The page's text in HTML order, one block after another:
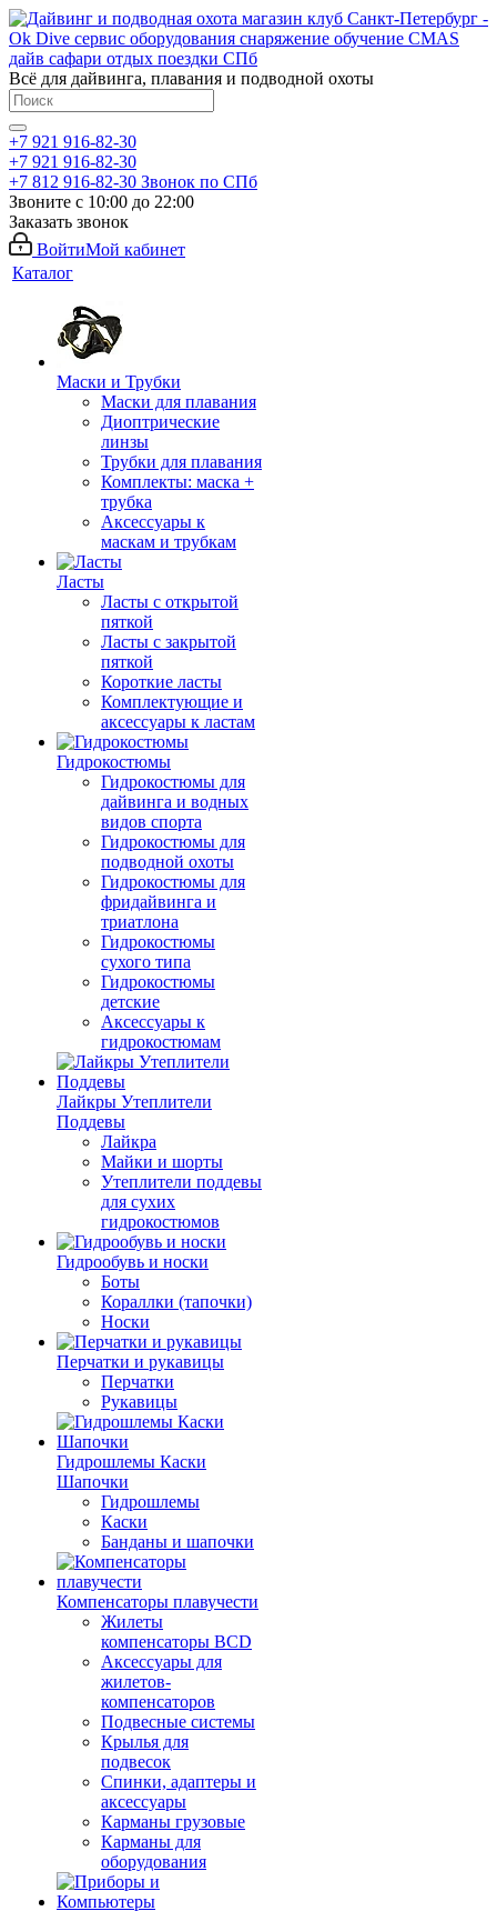
Всё для дайвинга, плавания и подводной охоты
+7 921 916-82-30
+7 921 916-82-30
+7 812 916-82-30 Звонок по СПб
Звоните с 10:00 до 22:00
Заказать звонок
ВойтиМой кабинет
Каталог
Маски и Трубки
Маски для плавания
Диоптрические
линзы
Трубки для плавания
Комплекты: маска +
трубка
Аксессуары к
маскам и трубкам
Ласты
Ласты с открытой
пяткой
Ласты с закрытой
пяткой
Короткие ласты
Комплектующие и
аксессуары к ластам
Гидрокостюмы
Гидрокостюмы для
дайвинга и водных
видов спорта
Гидрокостюмы для
подводной охоты
Гидрокостюмы для
фридайвинга и
триатлона
Гидрокостюмы
сухого типа
Гидрокостюмы
детские
Аксессуары к
гидрокостюмам
Лайкры Утеплители
Поддевы
Лайкра
Майки и шорты
Утеплители поддевы
для сухих
гидрокостюмов
Гидрообувь и носки
Боты
Кораллки (тапочки)
Носки
Перчатки и рукавицы
Перчатки
Рукавицы
Гидрошлемы Каски
Шапочки
Гидрошлемы
Каски
Банданы и шапочки
Компенсаторы плавучести
Жилеты
компенсаторы BCD
Аксессуары для
жилетов-
компенсаторов
Подвесные системы
Крылья для
подвесок
Спинки, адаптеры и
аксессуары
Карманы грузовые
Карманы для
оборудования